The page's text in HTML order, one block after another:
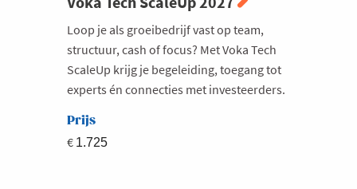
Loop je als groeibedrijf vast op team,
structuur, cash of focus? Met Voka Tech
ScaleUp krijg je begeleiding, toegang tot
experts én connecties met investeerders.
Prijs
€ 1.725